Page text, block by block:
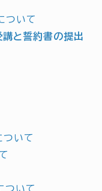
ついて
と誓約書の提出
ついて
ついて